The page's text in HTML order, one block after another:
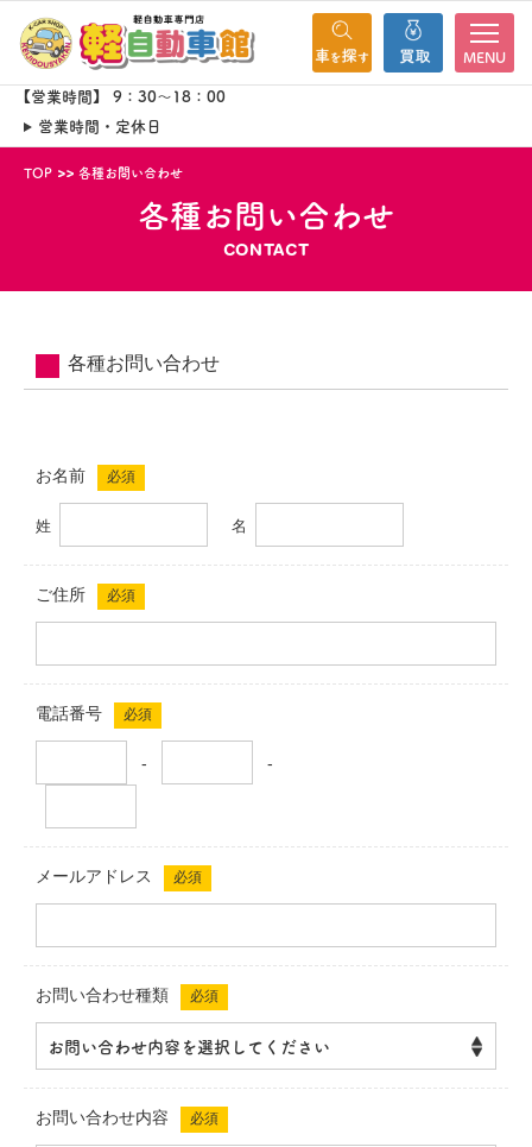
MENU
【営業時間】 9：30～18：00
営業時間・定休日
TOP 各種お問い合わせ
各種お問い合わせ
CONTACT
各種お問い合わせ
お名前 必須
姓 名
ご住所 必須
電話番号 必須
- -
メールアドレス 必須
お問い合わせ種類 必須
お問い合わせ内容 必須